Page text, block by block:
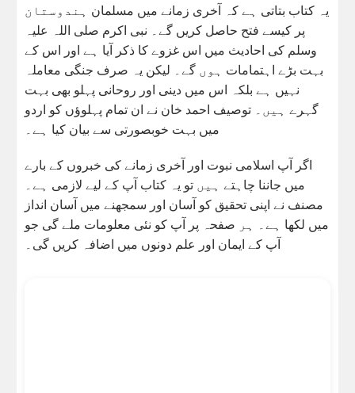
یہ کتاب بتاتی ہے کہ آخری زمانے میں مسلمان ہندوستان
پر کیسے فتح حاصل کریں گے۔ نبی اکرم صلی اللہ علیہ
وسلم کی احادیث میں اس غزوے کا ذکر آیا ہے اور اس کے
بہت بڑے اہتمامات ہوں گے۔ لیکن یہ صرف جنگی معاملہ
نہیں ہے بلکہ اس میں دینی اور روحانی پہلو بھی بہت
گہرے ہیں۔ توصیف احمد خان نے ان تمام پہلوؤں کو اردو
میں بہت خوبصورتی سے بیان کیا ہے۔
اگر آپ اسلامی نبوت اور آخری زمانے کی خبروں کے بارے
میں جاننا چاہتے ہیں تو یہ کتاب آپ کے لیے لازمی ہے۔
مصنف نے اپنی تحقیق کو آسان اور سمجھنے میں آسان انداز
میں لکھا ہے۔ ہر صفحہ پر آپ کو نئی معلومات ملے گی جو
آپ کے ایمان اور علم دونوں میں اضافہ کریں گی۔